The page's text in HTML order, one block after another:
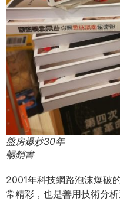
盤房爆炒30年
暢銷書
2001年科技網路泡沫爆破
常精彩，也是善用技術分